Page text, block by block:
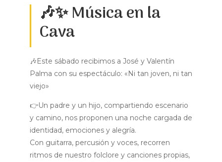
🎶✨ Música en la
Cava
🎶Este sábado recibimos a José y Valentín
Palma con su espectáculo: «Ni tan joven, ni tan
viejo»
👉Un padre y un hijo, compartiendo escenario
y camino, nos proponen una noche cargada de
identidad, emociones y alegría.
Con guitarra, percusión y voces, recorren
ritmos de nuestro folclore y canciones propias,